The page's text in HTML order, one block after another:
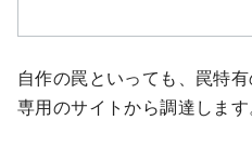
自作の罠といっても、罠特
専用のサイトから調達します